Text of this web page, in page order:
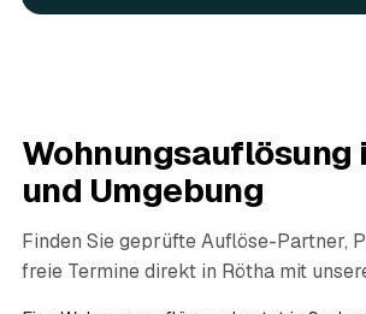
lassen sich Arbeits- und Fahrtkosten
Steuer absetzen, bei einer Auflösung im
Umständen als Nachlassverbindlichkeit.
ordentliche Rechnung mit
genaue Anrechnung klären Sie mit Ihrem
Muss ich bei der
Wohnungsauflösung
und Umgebung
Finden Sie geprüfte Auflöse-Partner,
freie Termine direkt in Rötha mit